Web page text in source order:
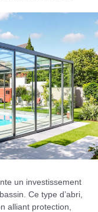
un investissement
Ce type d’abri,
alliant protection,